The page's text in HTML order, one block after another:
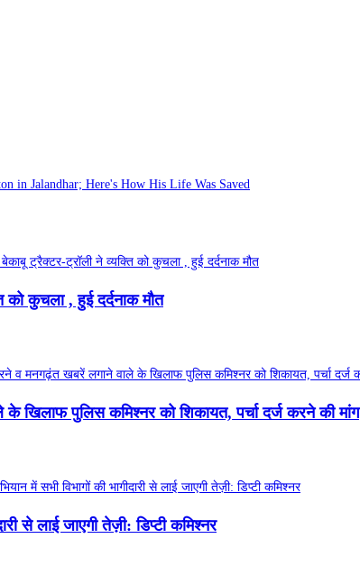
in Jalandhar; Here's How His Life Was Saved
कुचला , हुई दर्दनाक मौत
पुलिस कमिश्नर को शिकायत, पर्चा दर्ज करने की मांग
से लाई जाएगी तेज़ी: डिप्टी कमिश्नर